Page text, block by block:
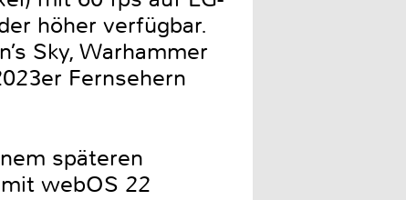
höher verfügbar.
Sky, Warhammer
Fernsehern
späteren
webOS 22